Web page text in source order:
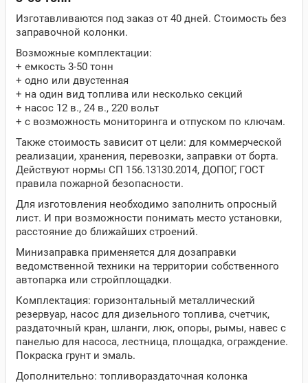
Изготавливаются под заказ от 40 дней. Стоимость без
заправочной колонки.
Возможные комплектации:
+ емкость 3-50 тонн
+ одно или двустенная
+ на один вид топлива или несколько секций
+ насос 12 в., 24 в., 220 вольт
+ с возможность мониторинга и отпуском по ключам.
Также стоимость зависит от цели: для коммерческой
реализации, хранения, перевозки, заправки от борта.
Действуют нормы СП 156.13130.2014, ДОПОГ, ГОСТ
правила пожарной безопасности.
Для изготовления необходимо заполнить опросный
лист. И при возможности понимать место установки,
расстояние до ближайших строений.
Минизаправка применяется для дозаправки
ведомственной техники на территории собственного
автопарка или стройплощадки.
Комплектация: горизонтальный металлический
резервуар, насос для дизельного топлива, счетчик,
раздаточный кран, шланги, люк, опоры, рымы, навес с
панелью для насоса, лестница, площадка, ограждение.
Покраска грунт и эмаль.
Дополнительно: топливораздаточная колонка